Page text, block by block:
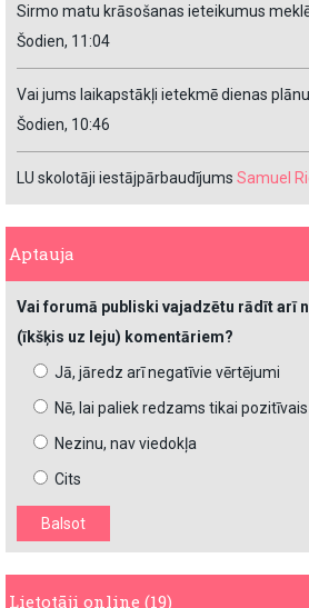
Sirmo matu krāsošanas ieteikumus
Šodien, 11:04
Vai jums laikapstākļi ietekmē dienas
Šodien, 10:46
LU skolotāji iestājpārbaudījums Samuel
Aptauja
Vai forumā publiski vajadzētu rādīt arī
(īkšķis uz leju) komentāriem?
Jā, jāredz arī negatīvie vērtējumi
Nē, lai paliek redzams tikai
Nezinu, nav viedokļa
Cits
Lietotāji online (19)